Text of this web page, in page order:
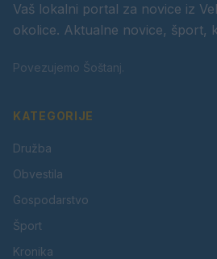
Vaš lokalni portal za novice iz
okolice. Aktualne novice, šport,
Povezujemo Šoštanj.
KATEGORIJE
Družba
Obvestila
Gospodarstvo
Šport
Kronika